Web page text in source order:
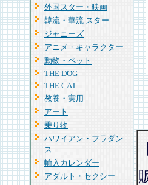
外国スター・映画
韓流・華流 スター
ジャニーズ
アニメ・キャラクター
動物・ペット
THE DOG
THE CAT
教養・実用
アート
乗り物
ハワイアン・フラダン
ス
輸入カレンダー
アダルト・セクシー